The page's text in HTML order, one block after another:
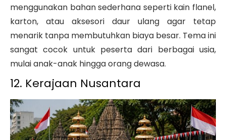
menggunakan bahan sederhana seperti kain flanel,
karton, atau aksesori daur ulang agar tetap
menarik tanpa membutuhkan biaya besar. Tema ini
sangat cocok untuk peserta dari berbagai usia,
mulai anak-anak hingga orang dewasa.
12. Kerajaan Nusantara